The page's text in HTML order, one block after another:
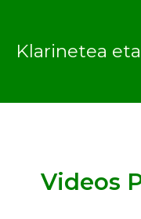
contenido
Klarinetea
Videos